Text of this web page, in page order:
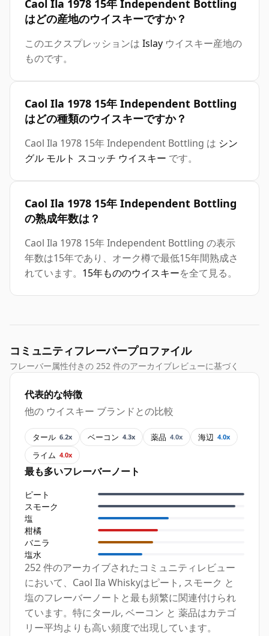
Caol Ila 1978 15年 Independent Bottling
はどの産地のウイスキーですか？
このエクスプレッションは Islay ウイスキー産地の
ものです。
Caol Ila 1978 15年 Independent Bottling
はどの種類のウイスキーですか？
Caol Ila 1978 15年 Independent Bottling は シン
グル モルト スコッチ ウイスキー です。
Caol Ila 1978 15年 Independent Bottling
の熟成年数は？
Caol Ila 1978 15年 Independent Bottling の表示
年数は15年であり、オーク樽で最低15年間熟成さ
れています。 15年もののウイスキーを全て見る。
コミュニティフレーバープロファイル
フレーバー属性付きの 252 件のアーカイブレビューに基づく
代表的な特徴
他の ウイスキー ブランドとの比較
タール 6.2x ベーコン 4.3x 薬品 4.0x 海辺 4.0x
ライム 4.0x
最も多いフレーバーノート
ピート
スモーク
塩
柑橘
バニラ
塩水
252 件のアーカイブされたコミュニティレビュー
において、Caol Ila Whiskyはピート, スモーク と
塩のフレーバーノートと最も頻繁に関連付けられ
ています。特にタール, ベーコン と 薬品はカテゴ
リー平均よりも高い頻度で出現しています。